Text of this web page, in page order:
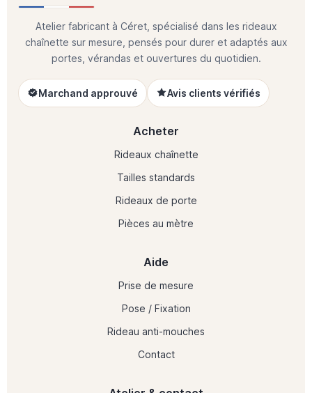
Atelier fabricant à Céret, spécialisé dans les rideaux
chaînette sur mesure, pensés pour durer et adaptés aux
portes, vérandas et ouvertures du quotidien.
Marchand approuvé Avis clients vérifiés
Acheter
Rideaux chaînette
Tailles standards
Rideaux de porte
Pièces au mètre
Aide
Prise de mesure
Pose / Fixation
Rideau anti-mouches
Contact